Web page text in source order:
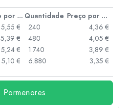
Preço por peça Quantidade
Preço por peça
5,55 €
5,39 €
5,24 €
5,10 €
240
4,36 €
480
4,05 €
1.740
3,89 €
6.880
3,35 €
Pormenores